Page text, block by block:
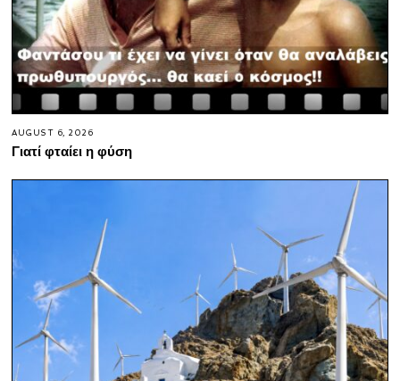
AUGUST 6, 2026
Γιατί φταίει η φύση